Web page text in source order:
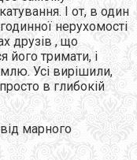
І от, в один
нерухомості
друзів , що
його тримати, і
Усі вирішили,
в глибокій
марного